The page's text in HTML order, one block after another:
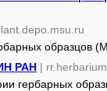
образцов
РАН |
гербарных